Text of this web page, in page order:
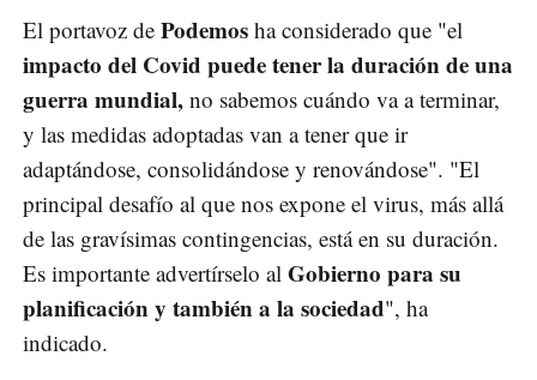
El portavoz de Podemos ha considerado que "el
impacto del Covid puede tener la duración de una
guerra mundial, no sabemos cuándo va a terminar,
y las medidas adoptadas van a tener que ir
adaptándose, consolidándose y renovándose". "El
principal desafío al que nos expone el virus, más allá
de las gravísimas contingencias, está en su duración.
Es importante advertírselo al Gobierno para su
planificación y también a la sociedad", ha
indicado.